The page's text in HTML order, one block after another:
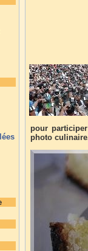
pour
photo